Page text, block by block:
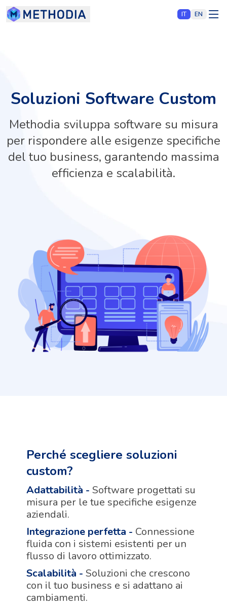
IT EN
Soluzioni Software Custom
Methodia sviluppa software su misura
per rispondere alle esigenze specifiche
del tuo business, garantendo massima
efficienza e scalabilità.
Perché scegliere soluzioni
custom?
Adattabilità - Software progettati su
misura per le tue specifiche esigenze
aziendali.
Integrazione perfetta - Connessione
fluida con i sistemi esistenti per un
flusso di lavoro ottimizzato.
Scalabilità - Soluzioni che crescono
con il tuo business e si adattano ai
cambiamenti.